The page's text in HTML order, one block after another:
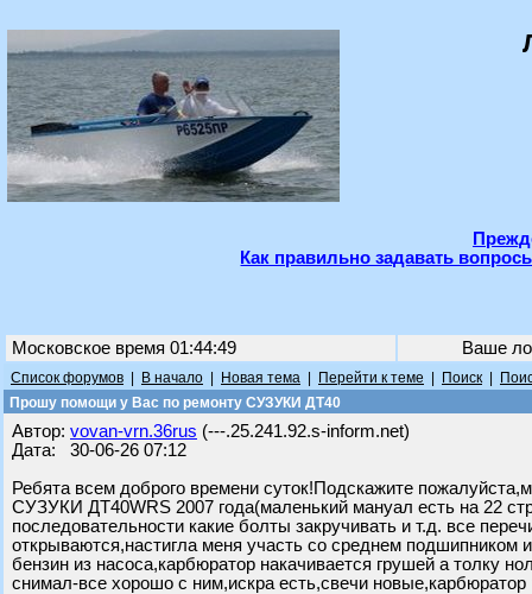
Как правильно задавать
Московское время 01:44:49 Ваше
Список форумов В начало Новая тема Перейти к теме Поиск
Прошу помощи у Вас по ремонту СУЗУКИ ДТ40
Автор: vovan-vrn.36rus (---.25.241.92.s-inform.net)
Дата: 30-06-26 07:12
Ребята всем доброго времени суток!Подскажите
СУЗУКИ ДТ40WRS 2007 года(маленький мануал есть на 22
последовательности какие болты закручивать и т.д. все
открываются,настигла меня участь со среднем подшипником
бензин из насоса,карбюратор накачивается грушей а толку
снимал-все хорошо с ним,искра есть,свечи